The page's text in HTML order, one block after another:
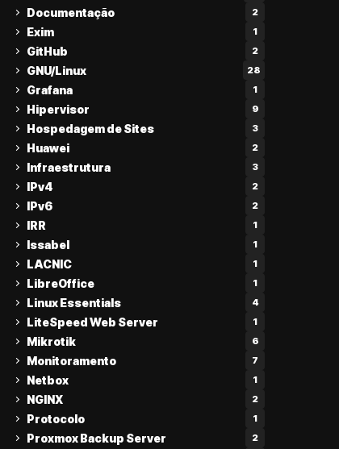
Documentação 2
Exim 1
GitHub 2
GNU/Linux 28
Grafana 1
Hipervisor 9
Hospedagem de Sites 3
Huawei 2
Infraestrutura 3
IPv4 2
IPv6 2
IRR 1
Issabel 1
LACNIC 1
LibreOffice 1
Linux Essentials 4
LiteSpeed Web Server 1
Mikrotik 6
Monitoramento 7
Netbox 1
NGINX 2
Protocolo 1
Proxmox Backup Server 2